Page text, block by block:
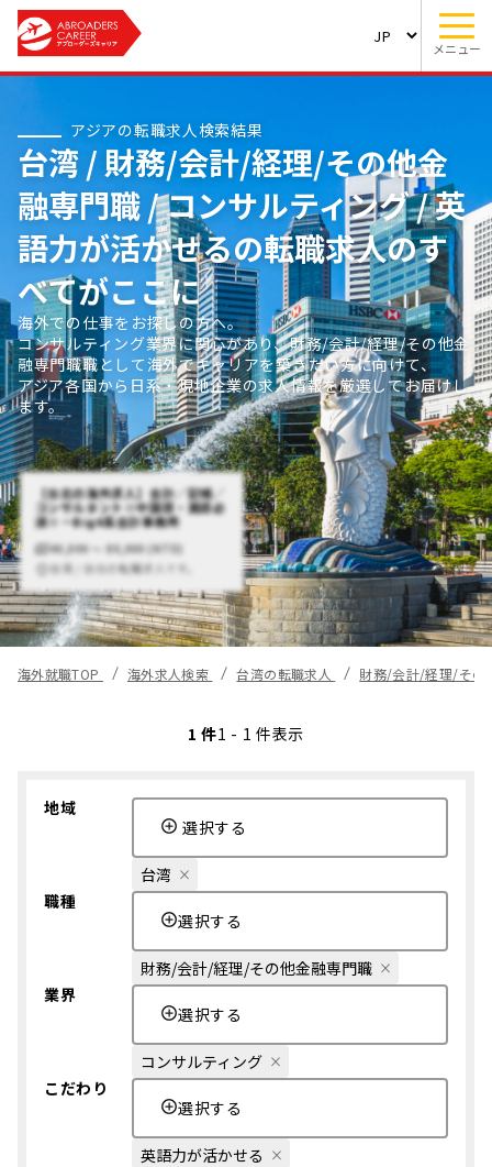
メニュー
アジアの転職求人検索結果
台湾 / 財務/会計/経理/その他金
融専門職 / コンサルティング / 英
語力が活かせるの転職求人のす
べてがここに
海外での仕事をお探しの方へ。
コンサルティング業界に関心があり、財務/会計/経理/その他金
融専門職職として海外でキャリアを築きたい方に向けて、
アジア各国から日系・現地企業の求人情報を厳選してお届けし
ます。
【台北の海外求人】会計／記帳／
コンサルタント※中国語・英語必
須※－Big4系会計事務所
40,000 〜 80,000 (NTD)
台湾 / 台北の転職求人です。
海外就職TOP 海外求人検索 台湾の転職求人 財務/会計/経理/その
1 件1 - 1 件表示
地域
選択する
台湾
職種
選択する
財務/会計/経理/その他金融専門職
業界
選択する
コンサルティング
こだわり
選択する
英語力が活かせる